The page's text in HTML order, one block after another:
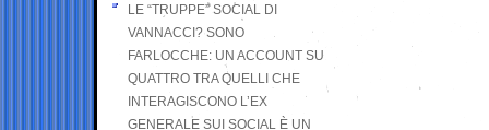
LE “TRUPPE” SOCIAL DI
VANNACCI? SONO
FARLOCCHE: UN ACCOUNT SU
QUATTRO TRA QUELLI CHE
INTERAGISCONO L’EX
GENERALE SUI SOCIAL È UN